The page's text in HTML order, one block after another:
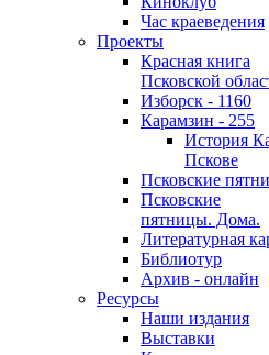
Час краеведения
Проекты
Красная книга
Псковской
Изборск - 1160
Карамзин - 255
История
Пскове
Псковские
Псковские
пятницы. Дома.
Литературная
Библиотур
Архив - онлайн
Ресурсы
Наши издания
Выставки